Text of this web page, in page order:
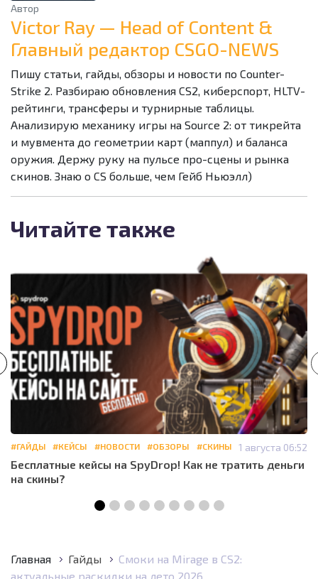
Автор
Victor Ray — Head of Content &
Главный редактор CSGO-NEWS
Пишу статьи, гайды, обзоры и новости по Counter-
Strike 2. Разбираю обновления CS2, киберспорт, HLTV-
рейтинги, трансферы и турнирные таблицы.
Анализирую механику игры на Source 2: от тикрейта
и мувмента до геометрии карт (маппул) и баланса
оружия. Держу руку на пульсе про-сцены и рынка
скинов. Знаю о CS больше, чем Гейб Ньюэлл)
Читайте также
#ГАЙДЫ #КЕЙСЫ #НОВОСТИ #ОБЗОРЫ #СКИНЫ 1 августа 06:52
Бесплатные кейсы на SpyDrop! Как не тратить деньги
на скины?
Главная Гайды
Смоки на Mirage в CS2:
актуальные раскидки на лето 2026